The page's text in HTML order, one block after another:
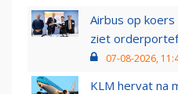
Airbus op
ziet
07-08-2026,
KLM hervat na